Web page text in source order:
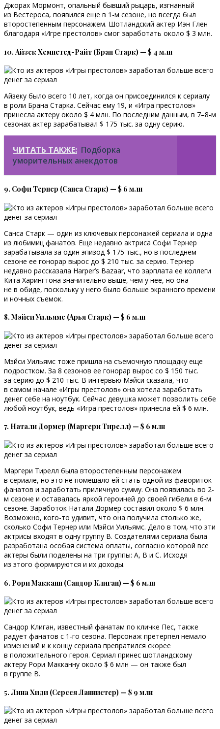
Джорах Мормонт, опальный бывший рыцарь, изгнанный
из Вестероса, появился еще в 1-м сезоне, но всегда был
второстепенным персонажем. Шотландский актер Иэн Глен
благодаря «Игре престолов» смог заработать около $ 3 млн.
10. Айзек Хемпстед-Райт (Бран Старк) — $ 4 млн
Айзеку было всего 10 лет, когда он присоединился к сериалу
в роли Брана Старка. Сейчас ему 19, и «Игра престолов»
принесла актеру около $ 4 млн. По последним данным, в 7–8-м
сезонах актер зарабатывал $ 175 тыс. за одну серию.
ЧИТАТЬ ТАКЖЕ: Подборка
уморительных анекдотов
9. Софи Тернер (Санса Старк) — $ 6 млн
Санса Старк — один из ключевых персонажей сериала и одна
из любимиц фанатов. Еще недавно актриса Софи Тернер
зарабатывала за один эпизод $ 175 тыс., но в последнем
сезоне ее гонорар вырос до $ 210 тыс. за серию. Тернер
недавно рассказала Harper’s Bazaar, что зарплата ее коллеги
Кита Харингтона значительно выше, чем у нее, но она
не в обиде, поскольку у него было больше экранного времени
и ночных съемок.
8. Мэйси Уильямс (Арья Старк) — $ 6 млн
Мэйси Уильямс тоже пришла на съемочную площадку еще
подростком. За 8 сезонов ее гонорар вырос со $ 150 тыс.
за серию до $ 210 тыс. В интервью Мэйси сказала, что
в самом начале «Игры престолов» она хотела заработать
денег себе на ноутбук. Сейчас девушка может позволить себе
любой ноутбук, ведь «Игра престолов» принесла ей $ 6 млн.
7. Натали Дормер (Маргери Тирелл) — $ 6 млн
Маргери Тирелл была второстепенным персонажем
в сериале, но это не помешало ей стать одной из фавориток
фанатов и заработать приличную сумму. Она появилась во 2-
м сезоне и оставалась яркой героиней до своей гибели в 6-м
сезоне. Заработок Натали Дормер составил около $ 6 млн.
Возможно, кого-то удивит, что она получила столько же,
сколько Софи Тернер или Мэйси Уильямс. Дело в том, что эти
актрисы входят в одну группу В. Создателями сериала была
разработана особая система оплаты, согласно которой все
актеры были поделены на три группы: А, В и С. Исходя
из этого формируются и их доходы.
6. Рори Макканн (Сандор Клиган) — $ 6 млн
Сандор Клиган, известный фанатам по кличке Пес, также
радует фанатов с 1-го сезона. Персонаж претерпел немало
изменений и к концу сериала превратился скорее
в положительного героя. Сериал принес шотландскому
актеру Рори Макканну около $ 6 млн — он также был
в группе В.
5. Лина Хиди (Серсея Ланнистер) — $ 9 млн